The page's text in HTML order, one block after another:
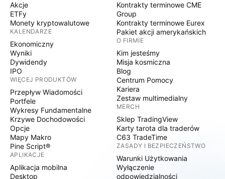
Akcje
ETFy
Monety kryptowalutowe
KALENDARZE
Ekonomiczny
Wyniki
Dywidendy
IPO
WIĘCEJ PRODUKTÓW
Przepływ Wiadomości
Portfele
Wykresy Fundamentalne
Krzywe Dochodowości
Opcje
Mapy Makro
Pine Script®
APLIKACJE
Aplikacja mobilna
Desktop
Kontrakty terminowe CME
Group
Kontrakty terminowe Eurex
Pakiet akcji amerykańskich
O FIRMIE
Kim jesteśmy
Misja kosmiczna
Blog
Centrum Pomocy
Kariera
Zestaw multimedialny
MERCH
Sklep TradingView
Karty tarota dla traderów
C63 TradeTime
ZASADY I BEZPIECZEŃSTWO
Warunki Użytkowania
Wyłączenie
odpowiedzialności